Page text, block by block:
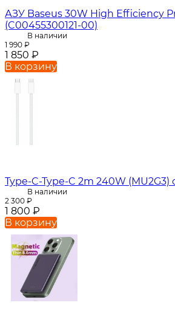
АЗУ Baseus 30W High Efficiency
(C00455300121-00)
В наличии
1 990 ₽
1 850 ₽
В корзину
Type-C-Type-C 2m 240W (MU2G3)
В наличии
2 300 ₽
1 800 ₽
В корзину